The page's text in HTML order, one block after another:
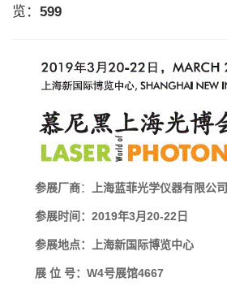
览： 599
参展厂商： 上海蓝菲光学仪器有限公司
参展时间：2019年3月20-22日
参展地点：上海新国际博览中心
展 位 号：W4号展馆4667